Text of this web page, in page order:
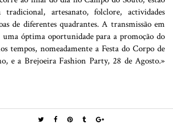
artesanato, folclore, actividades
de diferentes quadrantes. A transmissão em
óptima oportunidade para a promoção do
tempos, nomeadamente a Festa do Corpo de
e a Brejoeira Fashion Party, 28 de Agosto.»